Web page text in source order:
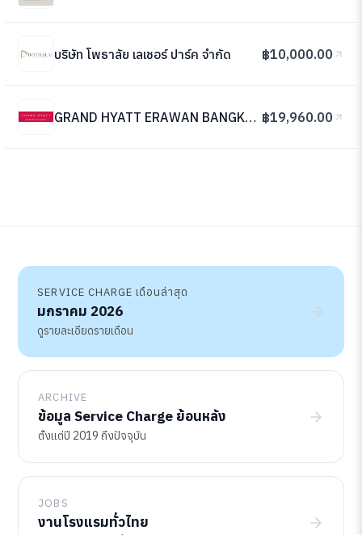
บริษัท โพธาลัย เลเชอร์ ปาร์ค จำกัด ฿10,000.00
GRAND HYATT ERAWAN BANGKOK ฿19,960.00
SERVICE CHARGE เดือนล่าสุด
มกราคม 2026
ดูรายละเอียดรายเดือน
ARCHIVE
ข้อมูล Service Charge ย้อนหลัง
ตั้งแต่ปี 2019 ถึงปัจจุบัน
JOBS
งานโรงแรมทั่วไทย